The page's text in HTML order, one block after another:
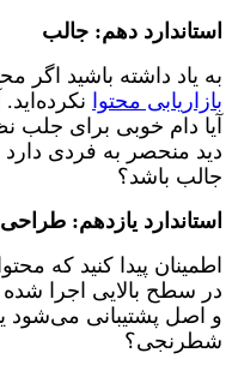
استاندارد دهم: جالب
به یاد داشته باشید اگر
بازاریابی محتوا
آیا دام خوبی برای جلب
دید منحصر به فردی
جالب باشد؟
استاندارد یازدهم:
اطمینان پیدا کنید که
در سطح بالایی اجرا شده
و اصل پشتیبانی می‌شود
شطرنجی؟